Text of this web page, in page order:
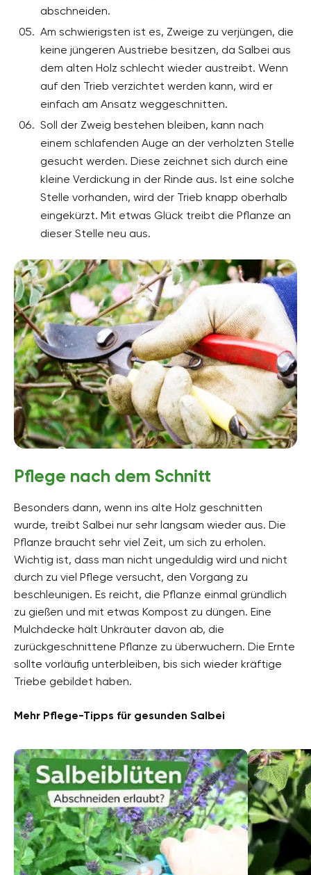
abschneiden.
Am schwierigsten ist es, Zweige zu verjüngen, die
keine jüngeren Austriebe besitzen, da Salbei aus
dem alten Holz schlecht wieder austreibt. Wenn
auf den Trieb verzichtet werden kann, wird er
einfach am Ansatz weggeschnitten.
Soll der Zweig bestehen bleiben, kann nach
einem schlafenden Auge an der verholzten Stelle
gesucht werden. Diese zeichnet sich durch eine
kleine Verdickung in der Rinde aus. Ist eine solche
Stelle vorhanden, wird der Trieb knapp oberhalb
eingekürzt. Mit etwas Glück treibt die Pflanze an
dieser Stelle neu aus.
Pflege nach dem Schnitt
Besonders dann, wenn ins alte Holz geschnitten
wurde, treibt Salbei nur sehr langsam wieder aus. Die
Pflanze braucht sehr viel Zeit, um sich zu erholen.
Wichtig ist, dass man nicht ungeduldig wird und nicht
durch zu viel Pflege versucht, den Vorgang zu
beschleunigen. Es reicht, die Pflanze einmal gründlich
zu gießen und mit etwas Kompost zu düngen. Eine
Mulchdecke hält Unkräuter davon ab, die
zurückgeschnittene Pflanze zu überwuchern. Die Ernte
sollte vorläufig unterbleiben, bis sich wieder kräftige
Triebe gebildet haben.
Mehr Pflege-Tipps für gesunden Salbei